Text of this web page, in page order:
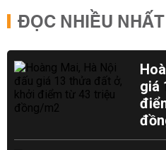
ĐỌC NHIỀU NHẤT
giá